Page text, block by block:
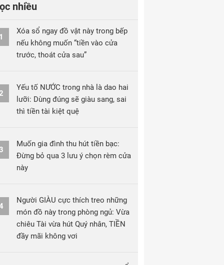
nhiều
Xóa sổ ngay đồ vật này trong bếp
nếu không muốn “tiền vào cửa
trước, thoát cửa sau”
Yếu tố NƯỚC trong nhà là dao hai
lưỡi: Dùng đúng sẽ giàu sang, sai
thì tiền tài kiệt quệ
Muốn gia đình thu hút tiền bạc:
Đừng bỏ qua 3 lưu ý chọn rèm cửa
này
Người GIÀU cực thích treo những
món đồ này trong phòng ngủ: Vừa
chiêu Tài vừa hút Quý nhân, TIỀN
đầy mãi không vơi